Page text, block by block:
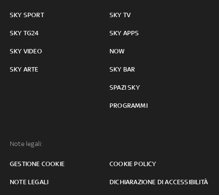
SKY SPORT
SKY TG24
SKY VIDEO
SKY ARTE
SKY TV
SKY APPS
NOW
SKY BAR
SPAZI SKY
PROGRAMMI
Note legali:
GESTIONE COOKIE COOKIE POLICY
NOTE LEGALI DICHIARAZIONE DI ACCESSIBILITÀ